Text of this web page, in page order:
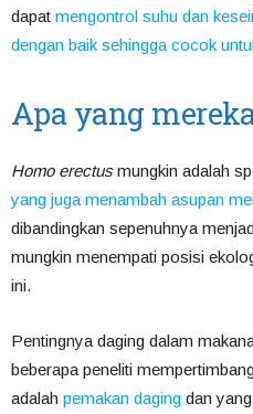
dapat mengontrol suhu dan
dengan baik sehingga cocok
Apa yang
Homo erectusmungkin adalah
yang juga menambah asupan
dibandingkan sepenuhnya
mungkin menempati posisi
ini.
Pentingnya daging dalam
beberapa peneliti
adalah pemakan daging dan